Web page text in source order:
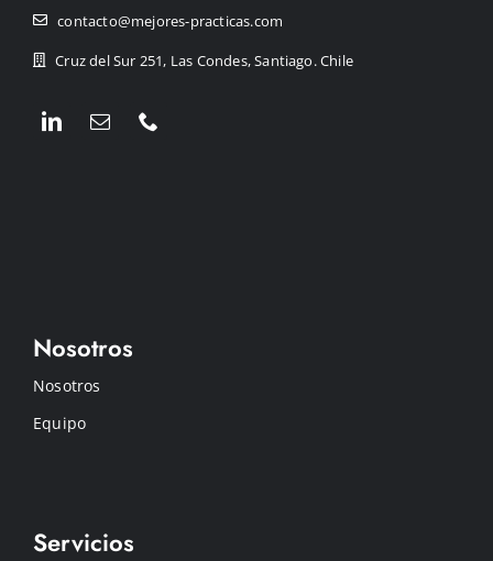
contacto@mejores-practicas.com
Cruz del Sur 251, Las Condes, Santiago. Chile
Nosotros
Nosotros
Equipo
Servicios